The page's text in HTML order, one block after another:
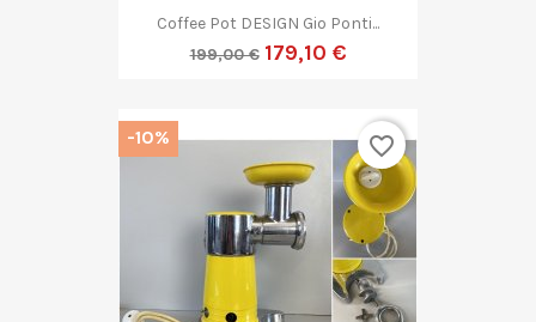
Coffee Pot DESIGN Gio Ponti...
199,00 € 179,10 €
-10% favorite_border